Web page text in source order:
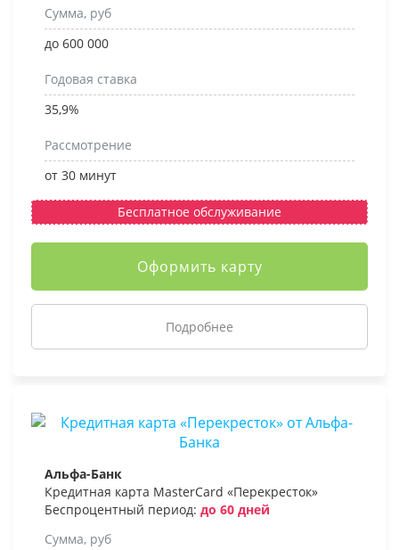
Сумма, руб
до 600 000
Годовая ставка
35,9%
Рассмотрение
от 30 минут
Бесплатное обслуживание
Оформить карту
Подробнее
Альфа-Банк
Кредитная карта MasterCard «Перекресток»
Беспроцентный период: до 60 дней
Сумма, руб